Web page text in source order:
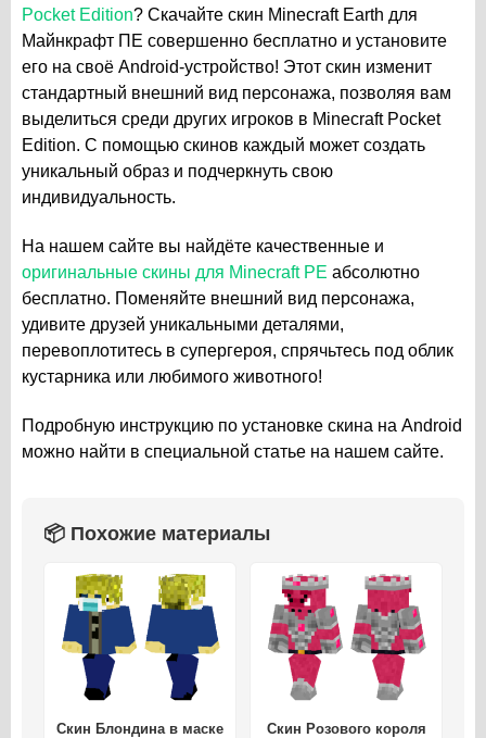
Pocket Edition? Скачайте скин Minecraft Earth для
Майнкрафт ПЕ совершенно бесплатно и установите
его на своё Android-устройство! Этот скин изменит
стандартный внешний вид персонажа, позволяя вам
выделиться среди других игроков в Minecraft Pocket
Edition. С помощью скинов каждый может создать
уникальный образ и подчеркнуть свою
индивидуальность.
На нашем сайте вы найдёте качественные и
оригинальные скины для Minecraft PE абсолютно
бесплатно. Поменяйте внешний вид персонажа,
удивите друзей уникальными деталями,
перевоплотитесь в супергероя, спрячьтесь под облик
кустарника или любимого животного!
Подробную инструкцию по установке скина на Android
можно найти в специальной статье на нашем сайте.
📦 Похожие материалы
Скин Блондина в маске Скин Розового короля